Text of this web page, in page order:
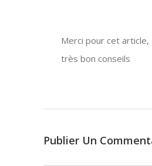
Merci pour cet
très bon conseils
Publier Un